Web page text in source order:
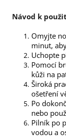
Návod k
Omyjte
minut,
Uchopte
Pomocí
kůži na
Široká
ošetření
Po
nebo
Pilník po
vodou a